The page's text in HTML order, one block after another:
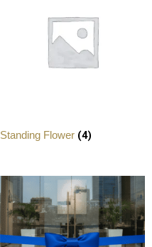
Standing Flower (4)